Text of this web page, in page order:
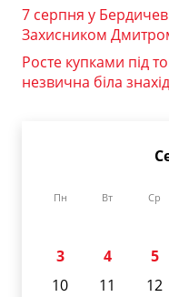
7 серпня у
Захисником
Росте купками під
незвична біла
Пн Вт Ср
3
4 5
10
11 12